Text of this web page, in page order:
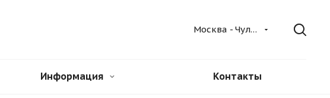
Москва - Чулково
Информация Контакты